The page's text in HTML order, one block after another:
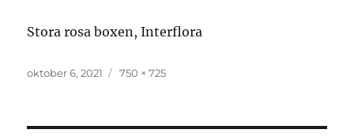
Stora rosa boxen, Interflora
Publicerat
oktober 6, 2021
Full
750 × 725